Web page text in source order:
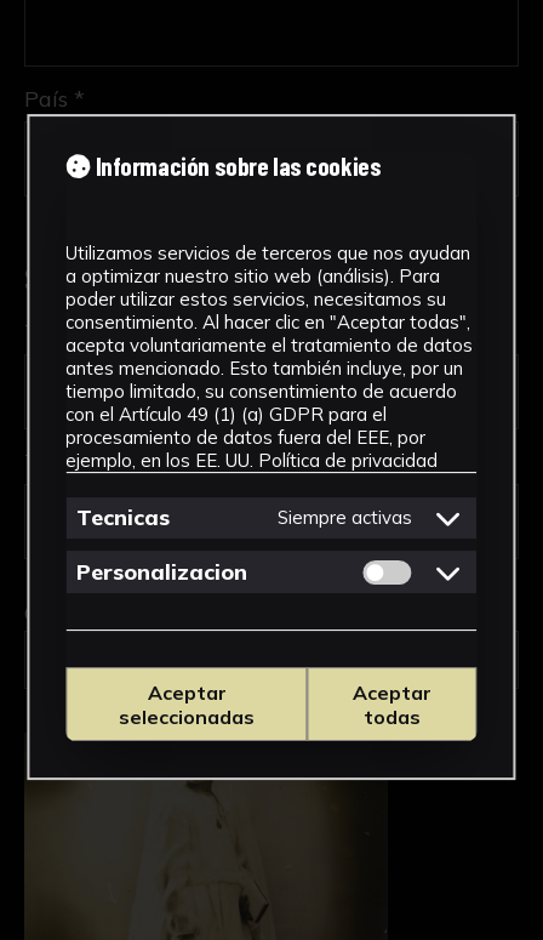
País *
Solicitud de Servicio
Tipo de solicitud *
Tipo de uso *
Obra en la que está interesado/a
FPED-0146/Niña de Primera Comunión
Información sobre las cookies
Utilizamos servicios de terceros que nos ayudan
a optimizar nuestro sitio web (análisis). Para
poder utilizar estos servicios, necesitamos su
consentimiento. Al hacer clic en "Aceptar todas",
acepta voluntariamente el tratamiento de datos
antes mencionado. Esto también incluye, por un
tiempo limitado, su consentimiento de acuerdo
con el Artículo 49 (1) (a) GDPR para el
procesamiento de datos fuera del EEE, por
ejemplo, en los EE. UU. Política de privacidad
Tecnicas Siempre activas
Personalizacion Permitir cookies
Aceptar
seleccionadas
Aceptar
todas